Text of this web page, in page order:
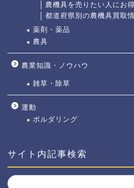
農機具を売りたい人にお
都道府県別の農機具買取
薬剤・薬品
農具
農業知識・ノウハウ
雑草・除草
運動
ボルダリング
サイト内記事検索